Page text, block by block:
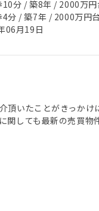
10分 / 築8年 / 2000万円
4分 / 築7年 / 2000万円
06月19日
頂いたことがきっか
関しても最新の売買物